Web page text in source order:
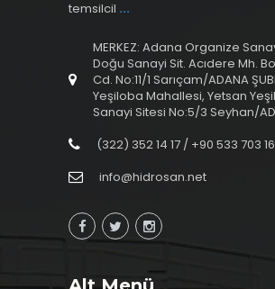
temsilcil ...
MERKEZ: Adana Organize
Doğu Sanayi Sit. Acıdere Mh.
Cd. No:11/1 Sarıçam/ADANA
Yeşiloba Mahallesi, Yetsan
Sanayi Sitesi No:5/3 Seyhan/
(322) 352 14 17 / +90 533 703
info@hidrosan.net